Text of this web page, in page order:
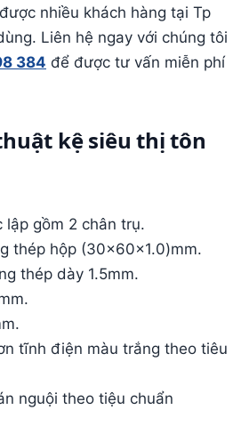
nhiều khách hàng tại Tp
Liên hệ ngay với chúng tôi
384 để được tư vấn miễn phí
kệ siêu thị tôn
gồm 2 chân trụ.
thép hộp (30x60x1.0)mm.
thép dày 1.5mm.
tĩnh điện màu trắng theo tiêu
nguội theo tiệu chuẩn